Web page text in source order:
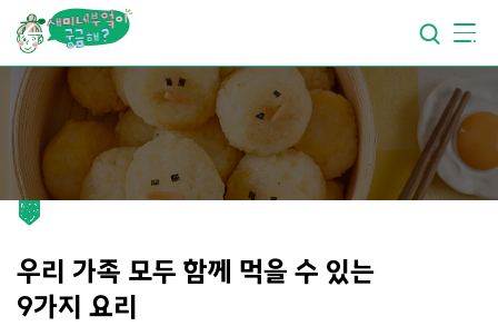
요리가건강해지는 부엌
요리가 쉬워지는부엌
우리 가족 모두 함께 먹을 수 있는
9가지 요리